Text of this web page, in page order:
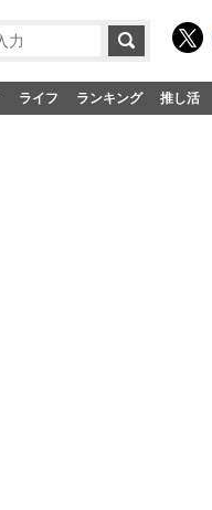
ライフ ランキング 推し活